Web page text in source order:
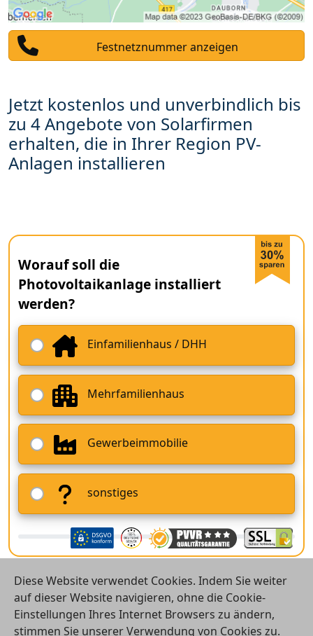
Festnetznummer anzeigen
Jetzt kostenlos und unverbindlich bis
zu 4 Angebote von Solarfirmen
erhalten, die in Ihrer Region PV-
Anlagen installieren
Worauf soll die
Photovoltaikanlage installiert
werden?
Einfamilienhaus / DHH
Mehrfamilienhaus
Gewerbeimmobilie
sonstiges
Diese Website verwendet Cookies. Indem Sie weiter
auf dieser Website navigieren, ohne die Cookie-
Einstellungen Ihres Internet Browsers zu ändern,
stimmen Sie unserer Verwendung von Cookies zu.